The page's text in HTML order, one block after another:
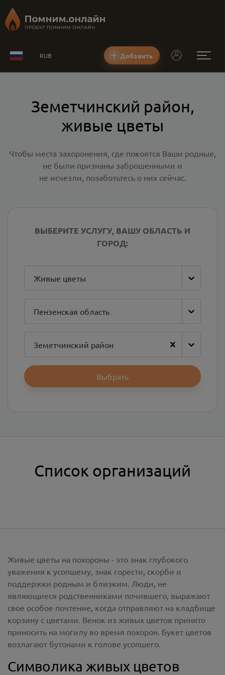
RUB Добавить
Земетчинский район,
живые цветы
Чтобы места захоронения, где покоятся Ваши родные,
не были признаны заброшенными и
не исчезли, позаботьтесь о них сейчас.
ВЫБЕРИТЕ УСЛУГУ, ВАШУ ОБЛАСТЬ И
ГОРОД:
Живые цветы
Пензенская область
Земетчинский район
Выбрать
Список организаций
Живые цветы на похороны - это знак глубокого
уважения к усопшему, знак горести, скорби и
поддержки родным и близким. Люди, не
являющиеся родственниками почившего, выражают
свое особое почтение, когда отправляют на кладбище
корзину с цветами. Венок из живых цветов принято
приносить на могилу во время похорон. Букет цветов
возлагают бутонами к голове усопшего.
Символика живых цветов